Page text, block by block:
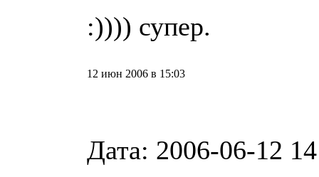
:)))) супер.
12 июн 2006 в 15:03
Дата: 2006-06-12